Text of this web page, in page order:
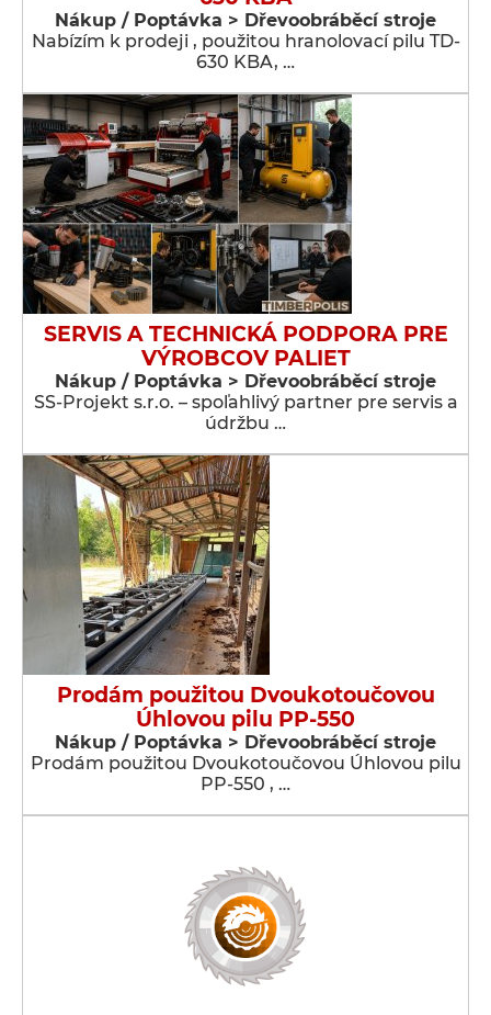
Nákup / Poptávka > Dřevoobráběcí stroje
Nabízím k prodeji , použitou hranolovací pilu TD-
630 KBA, …
SERVIS A TECHNICKÁ PODPORA PRE
VÝROBCOV PALIET
Nákup / Poptávka > Dřevoobráběcí stroje
SS-Projekt s.r.o. – spoľahlivý partner pre servis a
údržbu …
Prodám použitou Dvoukotoučovou
Úhlovou pilu PP-550
Nákup / Poptávka > Dřevoobráběcí stroje
Prodám použitou Dvoukotoučovou Úhlovou pilu
PP-550 , …